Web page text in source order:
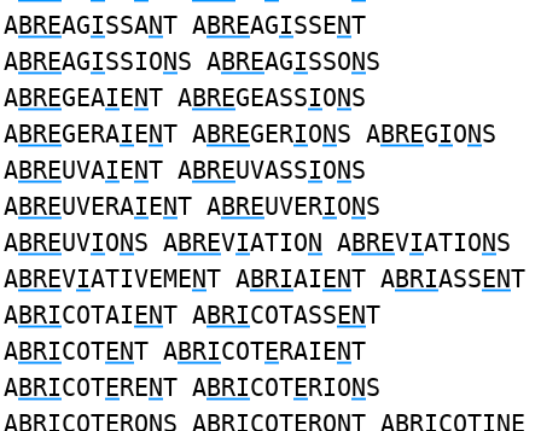
ABREAGISSANT ABREAGISSENT
ABREAGISSIONS ABREAGISSONS
ABREGEAIENT ABREGEASSIONS
ABREGERAIENT ABREGERIONS ABREGIONS
ABREUVAIENT ABREUVASSIONS
ABREUVERAIENT ABREUVERIONS
ABREUVIONS ABREVIATION ABREVIATIONS
ABREVIATIVEMENT ABRIAIENT ABRIASSENT
ABRICOTAIENT ABRICOTASSENT
ABRICOTENT ABRICOTERAIENT
ABRICOTERENT ABRICOTERIONS
ABRICOTERONS ABRICOTERONT ABRICOTINE